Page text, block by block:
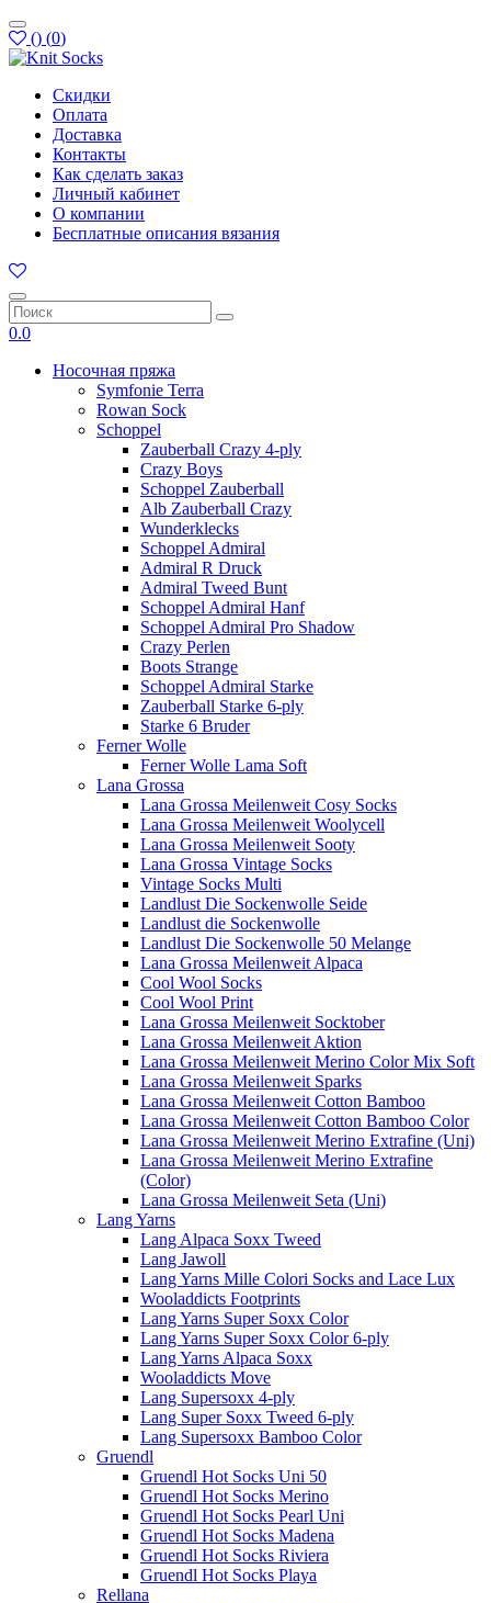
() (0)
Скидки
Оплата
Доставка
Контакты
Как сделать заказ
Личный кабинет
О компании
Бесплатные описания вязания
0.0
Носочная пряжа
Symfonie Terra
Rowan Sock
Schoppel
Zauberball Crazy 4-ply
Crazy Boys
Schoppel Zauberball
Alb Zauberball Crazy
Wunderklecks
Schoppel Admiral
Admiral R Druck
Admiral Tweed Bunt
Schoppel Admiral Hanf
Schoppel Admiral Pro Shadow
Crazy Perlen
Boots Strange
Schoppel Admiral Starke
Zauberball Starke 6-ply
Starke 6 Bruder
Ferner Wolle
Ferner Wolle Lama Soft
Lana Grossa
Lana Grossa Meilenweit Cosy Socks
Lana Grossa Meilenweit Woolycell
Lana Grossa Meilenweit Sooty
Lana Grossa Vintage Socks
Vintage Socks Multi
Landlust Die Sockenwolle Seide
Landlust die Sockenwolle
Landlust Die Sockenwolle 50 Melange
Lana Grossa Meilenweit Alpaca
Cool Wool Socks
Cool Wool Print
Lana Grossa Meilenweit Socktober
Lana Grossa Meilenweit Aktion
Lana Grossa Meilenweit Merino Color Mix Soft
Lana Grossa Meilenweit Sparks
Lana Grossa Meilenweit Cotton Bamboo
Lana Grossa Meilenweit Cotton Bamboo Color
Lana Grossa Meilenweit Merino Extrafine (Uni)
Lana Grossa Meilenweit Merino Extrafine
(Color)
Lana Grossa Meilenweit Seta (Uni)
Lang Yarns
Lang Alpaca Soxx Tweed
Lang Jawoll
Lang Yarns Mille Colori Socks and Lace Lux
Wooladdicts Footprints
Lang Yarns Super Soxx Color
Lang Yarns Super Soxx Color 6-ply
Lang Yarns Alpaca Soxx
Wooladdicts Move
Lang Supersoxx 4-ply
Lang Super Soxx Tweed 6-ply
Lang Supersoxx Bamboo Color
Gruendl
Gruendl Hot Socks Uni 50
Gruendl Hot Socks Merino
Gruendl Hot Socks Pearl Uni
Gruendl Hot Socks Madena
Gruendl Hot Socks Riviera
Gruendl Hot Socks Playa
Rellana